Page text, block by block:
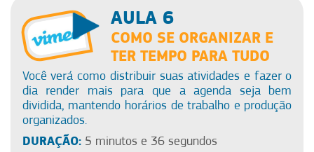
AULA 6
COMO SE ORGANIZAR E
TER TEMPO PARA TUDO
Você verá como distribuir suas atividades e fazer o
dia render mais para que a agenda seja bem
dividida, mantendo horários de trabalho e produção
organizados.
DURAÇÃO:5 minutos e 36 segundos